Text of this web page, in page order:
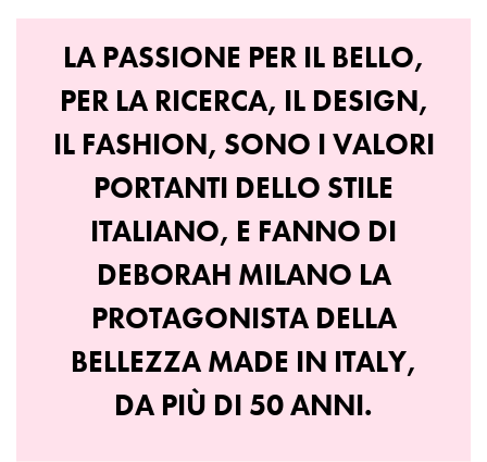
LA PASSIONE PER IL BELLO,
PER LA RICERCA, IL DESIGN,
IL FASHION, SONO I VALORI
PORTANTI DELLO STILE
ITALIANO, E FANNO DI
DEBORAH MILANO LA
PROTAGONISTA DELLA
BELLEZZA MADE IN ITALY,
DA PIÙ DI 50 ANNI.